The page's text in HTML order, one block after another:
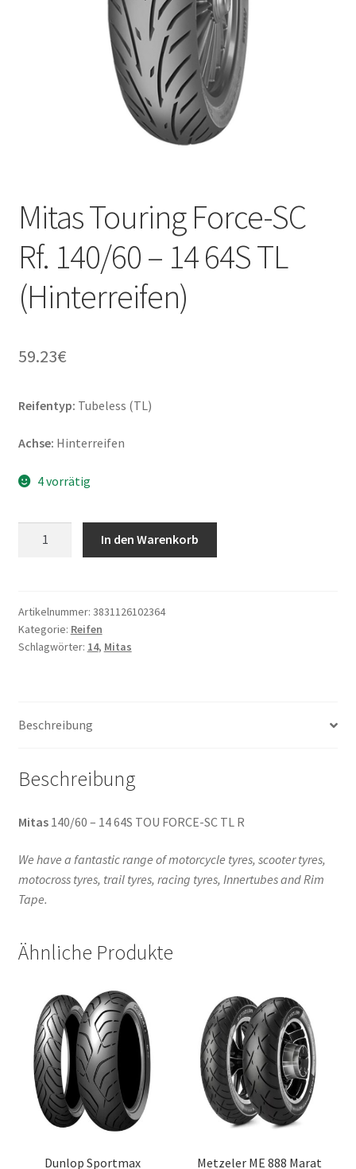
Mitas Touring Force-SC
Rf. 140/60 – 14 64S TL
(Hinterreifen)
59.23€
Reifentyp: Tubeless (TL)
Achse: Hinterreifen
4 vorrätig
Rf.
140/60
-
(Hinterreifen)
In den Warenkorb
Artikelnummer: 3831126102364
Kategorie: Reifen
Schlagwörter: 14, Mitas
Beschreibung
Beschreibung
Mitas140/60 – 14 64S TOU FORCE-SC TL R
We have a fantastic range of motorcycle tyres, scooter tyres,
motocross tyres, trail tyres, racing tyres, Innertubes and Rim
Tape.
Ähnliche Produkte
Dunlop Sportmax
Metzeler ME 888 Marat